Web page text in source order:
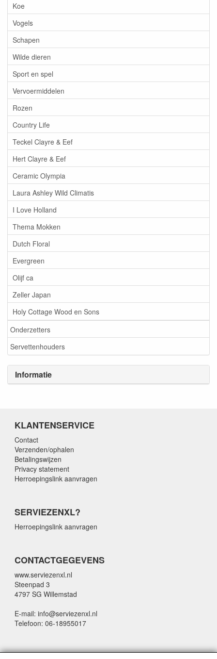
Koe
Vogels
Schapen
Wilde dieren
Sport en spel
Vervoermiddelen
Rozen
Country Life
Teckel Clayre & Eef
Hert Clayre & Eef
Ceramic Olympia
Laura Ashley Wild Climatis
I Love Holland
Thema Mokken
Dutch Floral
Evergreen
Olijf ca
Zeller Japan
Holy Cottage Wood en Sons
Onderzetters
Servettenhouders
Informatie
KLANTENSERVICE
Contact
Verzenden/ophalen
Betalingswijzen
Privacy statement
Herroepingslink aanvragen
SERVIEZENXL?
Herroepingslink aanvragen
CONTACTGEGEVENS
www.serviezenxl.nl
Steenpad 3
4797 SG Willemstad
E-mail: info@serviezenxl.nl
Telefoon: 06-18955017